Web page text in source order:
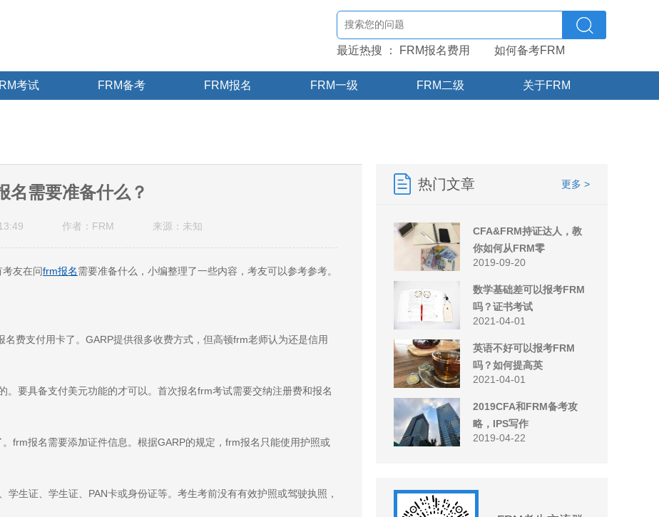
最近热搜 ： FRM报名费用 如何备考FRM
考试 FRM备考 FRM报名 FRM一级 FRM二级 关于FRM
名需要准备什么？
作者：FRM 来源：未知
友在问frm报名需要准备什么，小编整理了一些内容，考友可以参考参考。
费支付用卡了。GARP提供很多收费方式，但高顿frm老师认为还是信用
。要具备支付美元功能的才可以。首次报名frm考试需要交纳注册费和报名
frm报名需要添加证件信息。根据GARP的规定，frm报名只能使用护照或
生证、学生证、PAN卡或身份证等。考生考前没有有效护照或驾驶执照，
更多 >
热门文章
CFA&FRM持证达人，教
你如何从FRM零
2019-09-20
数学基础差可以报考FRM
吗？证书考试
2021-04-01
英语不好可以报考FRM
吗？如何提高英
2021-04-01
2019CFA和FRM备考攻
略，IPS写作
2019-04-22